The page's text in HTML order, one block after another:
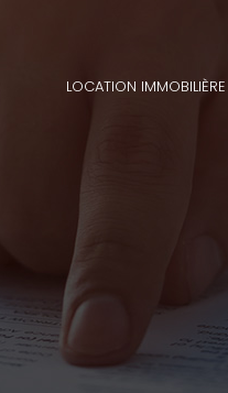
LOCATION IMMOBILIÈRE